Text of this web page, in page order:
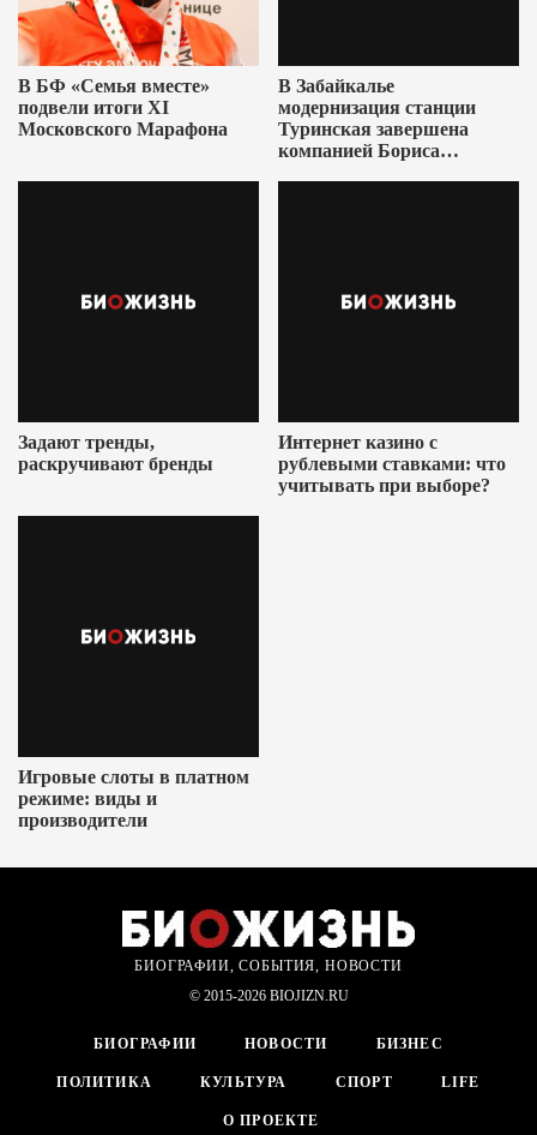
В БФ «Семья вместе»
подвели итоги XI
Московского Марафона
В Забайкалье
модернизация станции
Туринская завершена
компанией Бориса
Задают тренды,
раскручивают бренды
Интернет казино с
рублевыми ставками: что
учитывать при выборе?
Игровые слоты в платном
режиме: виды и
производители
БИОГРАФИИ, СОБЫТИЯ, НОВОСТИ
© 2015-2026 BIOJIZN.RU
БИОГРАФИИ НОВОСТИ БИЗНЕС
ПОЛИТИКА КУЛЬТУРА СПОРТ LIFE
О ПРОЕКТЕ